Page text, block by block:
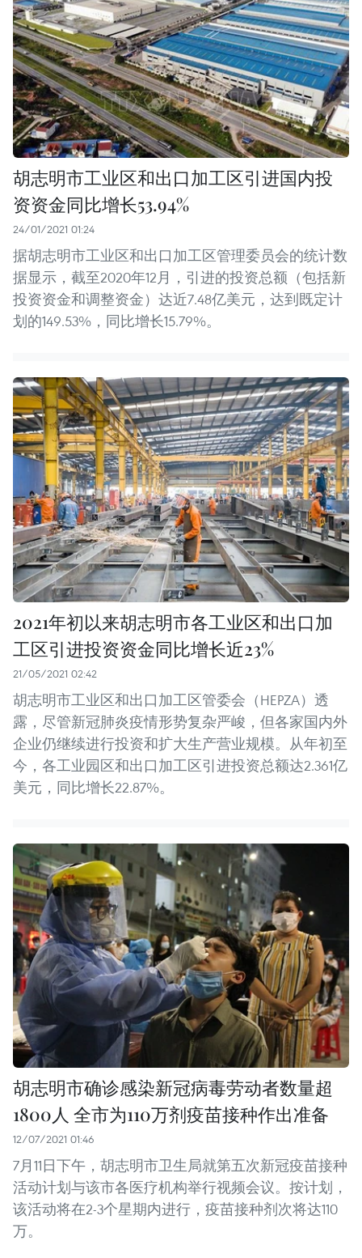
胡志明市工业区和出口加工区引进国内投
资资金同比增长53.94%
24/01/2021 01:24
据胡志明市工业区和出口加工区管理委员会的统计数
据显示，截至2020年12月，引进的投资总额（包括新
投资资金和调整资金）达近7.48亿美元，达到既定计
划的149.53%，同比增长15.79%。
2021年初以来胡志明市各工业区和出口加
工区引进投资资金同比增长近23%
21/05/2021 02:42
胡志明市工业区和出口加工区管委会（HEPZA）透
露，尽管新冠肺炎疫情形势复杂严峻，但各家国内外
企业仍继续进行投资和扩大生产营业规模。从年初至
今，各工业园区和出口加工区引进投资总额达2.361亿
美元，同比增长22.87%。
胡志明市确诊感染新冠病毒劳动者数量超
1800人 全市为110万剂疫苗接种作出准备
12/07/2021 01:46
7月11日下午，胡志明市卫生局就第五次新冠疫苗接种
活动计划与该市各医疗机构举行视频会议。按计划，
该活动将在2-3个星期内进行，疫苗接种剂次将达110
万。